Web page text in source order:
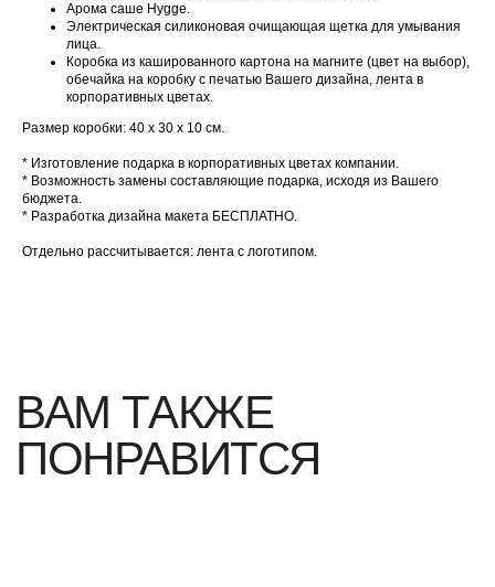
Арома саше Hygge.
Электрическая силиконовая очищающая щетка для умывания
лица.
Коробка из кашированного картона на магните (цвет на выбор),
обечайка на коробку с печатью Вашего дизайна, лента в
корпоративных цветах.
Размер коробки: 40 х 30 х 10 см.
* Изготовление подарка в корпоративных цветах компании.
* Возможность замены составляющие подарка, исходя из Вашего
бюджета.
* Разработка дизайна макета БЕСПЛАТНО.
Отдельно рассчитывается: лента с логотипом.